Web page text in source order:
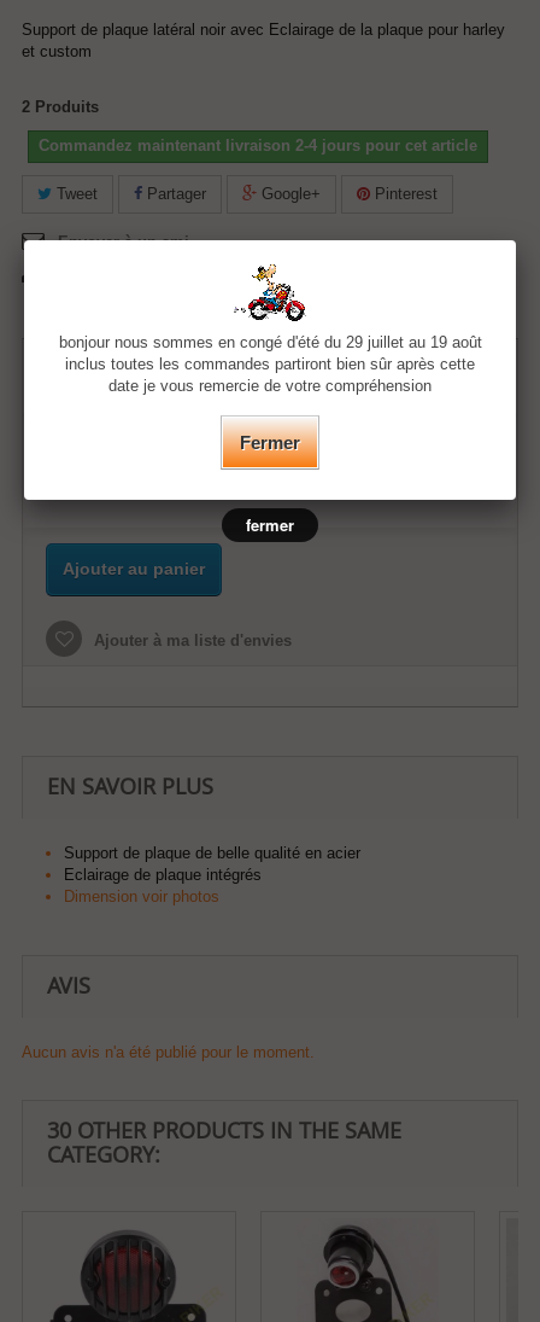
Support de plaque latéral noir avec Eclairage de la plaque pour harley
et custom
2 Produits
Commandez maintenant livraison 2-4 jours pour cet article
Tweet Partager Google+ Pinterest
Envoyer à un ami
48,20 €
Ajouter au panier
Ajouter à ma liste d'envies
EN SAVOIR PLUS
Support de plaque de belle qualité en acier
Eclairage de plaque intégrés
Dimension voir photos
AVIS
Aucun avis n'a été publié pour le moment.
30 OTHER PRODUCTS IN THE SAME
CATEGORY:
bonjour nous sommes en congé d'été du 29 juillet au 19 août
inclus toutes les commandes partiront bien sûr après cette
date je vous remercie de votre compréhension
Fermer
fermer